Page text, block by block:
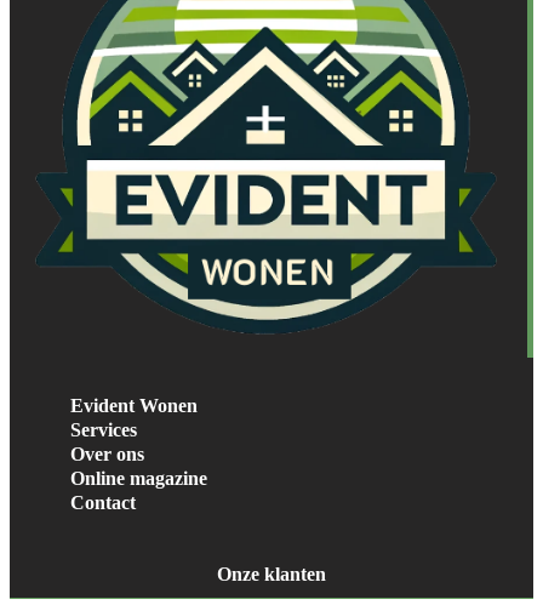
Evident Wonen
Services
Over ons
Online magazine
Contact
Onze klanten